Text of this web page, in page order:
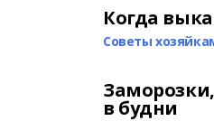
Когда
Cоветы
в будни